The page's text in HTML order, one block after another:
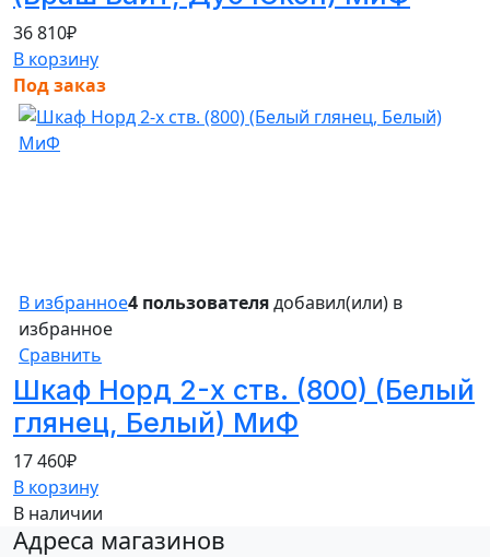
36 810₽
В корзину
Под заказ
В избранное4 пользователядобавил(или) в
избранное
Сравнить
Шкаф Норд 2-х ств. (800) (Белый
глянец, Белый) МиФ
17 460₽
В корзину
В наличии
Адреса магазинов